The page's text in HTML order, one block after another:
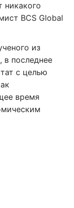
никакого
BCS Global
из
последнее
с целью
время